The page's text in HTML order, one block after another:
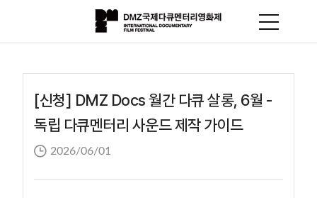
[신청] DMZ Docs 월간 다큐 살롱, 6월 -
독립 다큐멘터리 사운드 제작 가이드
2026/06/01